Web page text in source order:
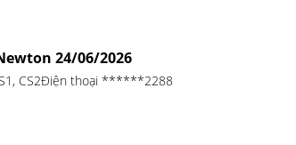
24/06/2026
CS2Điện thoại ******2288